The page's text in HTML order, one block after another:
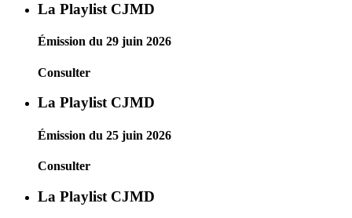
La Playlist CJMD
Émission du 29 juin 2026
Consulter
La Playlist CJMD
Émission du 25 juin 2026
Consulter
La Playlist CJMD